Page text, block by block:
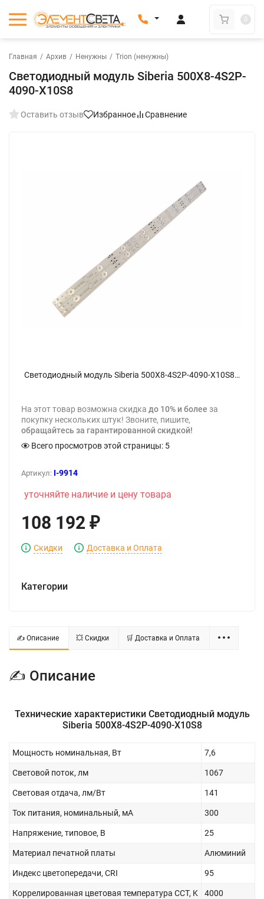
0
Главная / Архив / Ненужны / Trion (ненужны)
Светодиодный модуль Siberia 500Х8-4S2P-
4090-X10S8
Оставить отзыв Избранное Сравнение
Светодиодный модуль Siberia 500Х8-4S2P-4090-X10S8 - фото
На этот товар возможна скидка до 10% и более за
покупку нескольких штук! Звоните, пишите,
обращайтесь за гарантированной скидкой!
Всего просмотров этой страницы: 5
Артикул: I-9914
уточняйте наличие и цену товара
108 192 ₽
Скидки Доставка и Оплата
Категории
✍ Описание 💥 Скидки 🛒 Доставка и Оплата
✍ Описание
Технические характеристики Светодиодный модуль
Siberia 500Х8-4S2P-4090-X10S8
Мощность номинальная, Вт 7,6
Световой поток, лм 1067
Световая отдача, лм/Вт 141
Ток питания, номинальный, мА 300
Напряжение, типовое, В 25
Материал печатной платы Алюминий
Индекс цветопередачи, CRI 95
Коррелированная цветовая температура CCT, K 4000